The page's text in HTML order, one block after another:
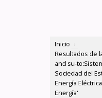
Inicio ›
Resultados de
and su-
Sociedad del
Energía
Energía'